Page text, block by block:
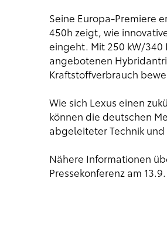
Seine Europa-Premiere
450h zeigt, wie
eingeht. Mit 250 kW/340
angebotenen
Kraftstoffverbrauch
Wie sich Lexus einen
können die deutschen
abgeleiteter Technik und
Nähere Informationen
Pressekonferenz am